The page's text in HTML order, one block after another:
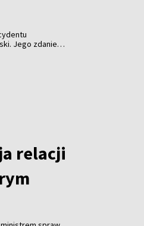
Jego zdaniem
relacji